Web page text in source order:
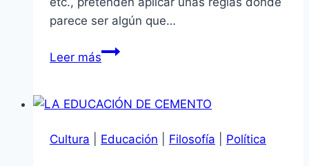
parece ser algún que…
Leer másReligión
Cultura Educación Filosofía Política